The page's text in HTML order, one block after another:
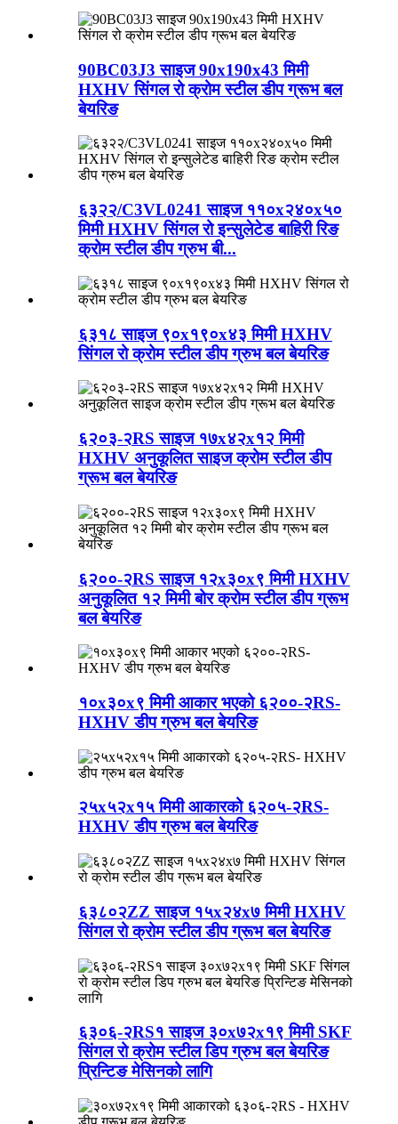
90BC03J3 साइज 90x190x43 मिमी
HXHV सिंगल रो क्रोम स्टील डीप ग्रूभ बल
बेयरिङ
६३२२/C3VL0241 साइज ११०x२४०x५०
मिमी HXHV सिंगल रो इन्सुलेटेड बाहिरी रिङ
क्रोम स्टील डीप ग्रुभ बी...
६३१८ साइज ९०x१९०x४३ मिमी HXHV
सिंगल रो क्रोम स्टील डीप ग्रुभ बल बेयरिङ
६२०३-२RS साइज १७x४२x१२ मिमी
HXHV अनुकूलित साइज क्रोम स्टील डीप
ग्रूभ बल बेयरिङ
६२००-२RS साइज १२x३०x९ मिमी HXHV
अनुकूलित १२ मिमी बोर क्रोम स्टील डीप ग्रूभ
बल बेयरिङ
१०x३०x९ मिमी आकार भएको ६२००-२RS-
HXHV डीप ग्रुभ बल बेयरिङ
२५x५२x१५ मिमी आकारको ६२०५-२RS-
HXHV डीप ग्रुभ बल बेयरिङ
६३८०२ZZ साइज १५x२४x७ मिमी HXHV
सिंगल रो क्रोम स्टील डीप ग्रूभ बल बेयरिङ
६३०६-२RS१ साइज ३०x७२x१९ मिमी SKF
सिंगल रो क्रोम स्टील डिप ग्रुभ बल बेयरिङ
प्रिन्टिङ मेसिनको लागि